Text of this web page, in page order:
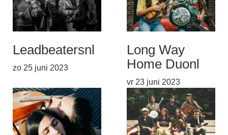
Leadbeatersnl
zo 25 juni 2023
Long Way
Home Duonl
vr 23 juni 2023